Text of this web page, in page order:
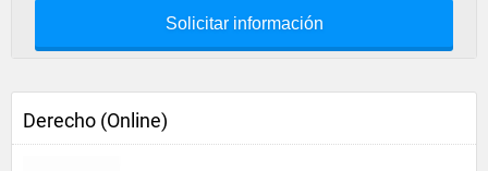
Solicitar información
Derecho (Online)